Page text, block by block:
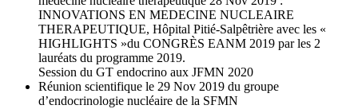
INNOVATIONS EN MEDECINE NUCLEAIRE
THERAPEUTIQUE, Hôpital Pitié-Salpêtrière avec les «
HIGHLIGHTS »du CONGRÈS EANM 2019 par les 2
lauréats du programme 2019.
Session du GT endocrino aux JFMN 2020
Réunion scientifique le 29 Nov 2019 du groupe
d’endocrinologie nucléaire de la SFMN